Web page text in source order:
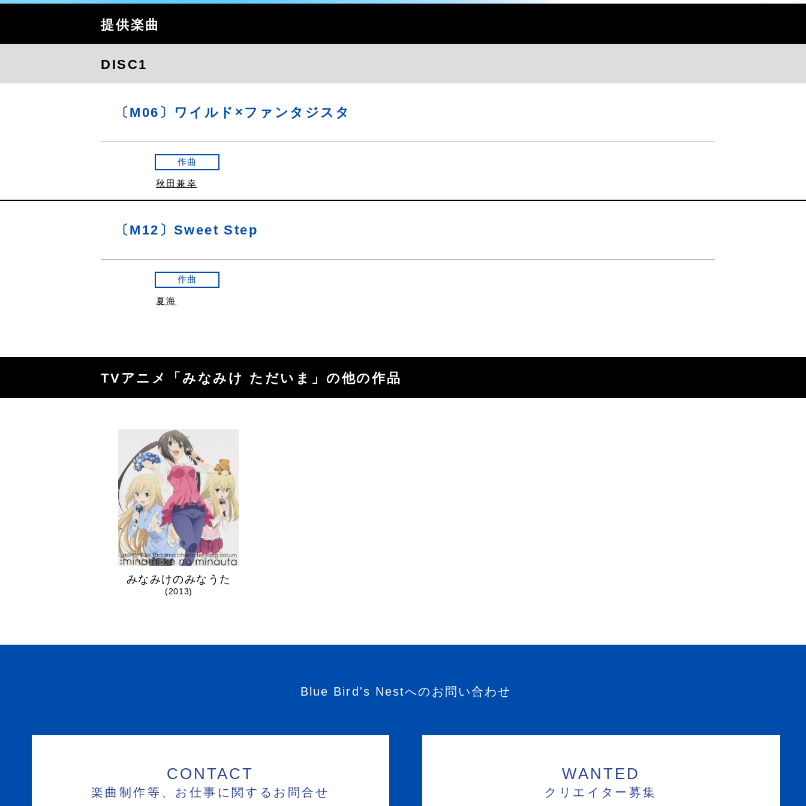
提供楽曲
DISC1
〔M06〕ワイルド×ファンタジスタ
作曲
秋田兼幸
〔M12〕Sweet Step
作曲
夏海
TVアニメ「みなみけ ただいま」の他の作品
みなみけのみなうた
(2013)
Blue Bird's Nestへのお問い合わせ
CONTACT
楽曲制作等、お仕事に関するお問合せ
WANTED
クリエイター募集